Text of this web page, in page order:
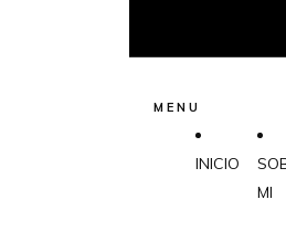
MENU
INICIO
MI